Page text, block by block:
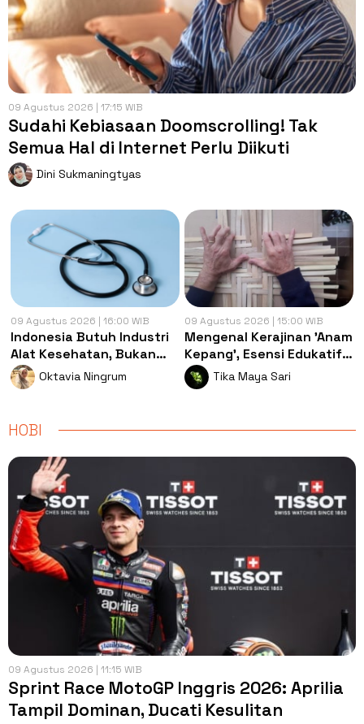
09 Agustus 2026 | 17:15 WIB
Sudahi Kebiasaan Doomscrolling! Tak
Semua Hal di Internet Perlu Diikuti
Dini Sukmaningtyas
09 Agustus 2026 | 16:00 WIB
Indonesia Butuh Industri
Alat Kesehatan, Bukan
Sekadar Pasar Impor
Oktavia Ningrum
09 Agustus 2026 | 15:00 WIB
Mengenal Kerajinan 'Anam
Kepang', Esensi Edukatif
yang Mati Ditelan Zaman
Tika Maya Sari
HOBI
09 Agustus 2026 | 11:15 WIB
Sprint Race MotoGP Inggris 2026: Aprilia
Tampil Dominan, Ducati Kesulitan